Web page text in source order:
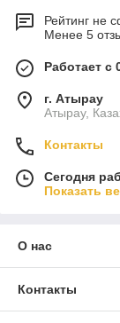
Рейтинг не
Менее 5
Работает с
г. Атырау
Атырау,
Контакты
Сегодня
Показать
О нас
Контакты